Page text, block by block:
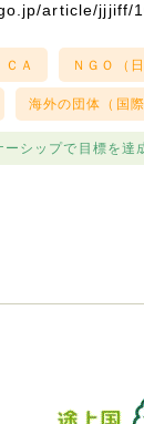
article/jjjiff/
ＣＡ ＮＧＯ（日
海外の団体（国際
ーシップで目標を達